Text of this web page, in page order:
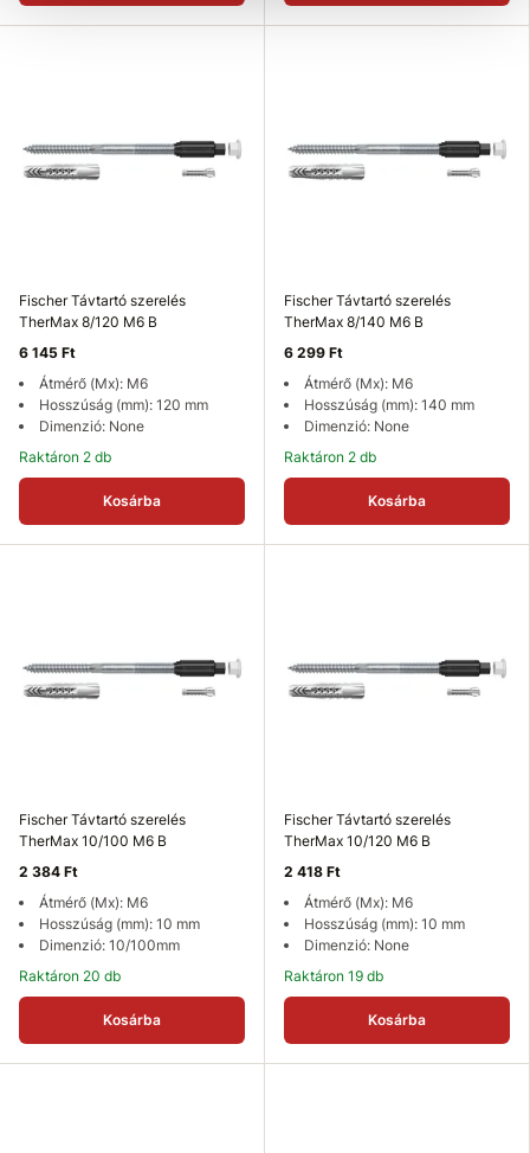
Fischer Távtartó szerelés
TherMax 8/120 M6 B
6 145 Ft
Átmérő (Mx): M6
Hosszúság (mm): 120 mm
Dimenzió: None
Raktáron 2 db
Kosárba
Fischer Távtartó szerelés
TherMax 8/140 M6 B
6 299 Ft
Átmérő (Mx): M6
Hosszúság (mm): 140 mm
Dimenzió: None
Raktáron 2 db
Kosárba
Fischer Távtartó szerelés
TherMax 10/100 M6 B
2 384 Ft
Átmérő (Mx): M6
Hosszúság (mm): 10 mm
Dimenzió: 10/100mm
Raktáron 20 db
Kosárba
Fischer Távtartó szerelés
TherMax 10/120 M6 B
2 418 Ft
Átmérő (Mx): M6
Hosszúság (mm): 10 mm
Dimenzió: None
Raktáron 19 db
Kosárba